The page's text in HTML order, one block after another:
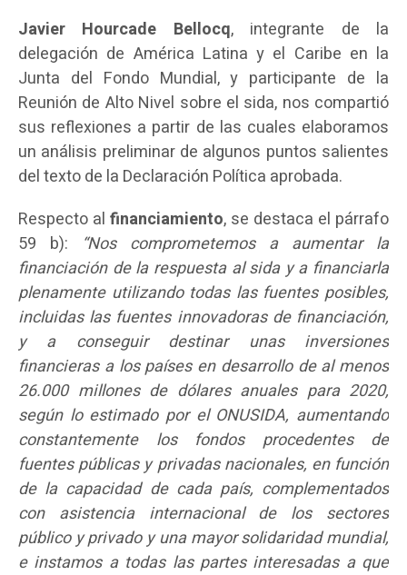
Javier Hourcade Bellocq, integrante de la
delegación de América Latina y el Caribe en la
Junta del Fondo Mundial, y participante de la
Reunión de Alto Nivel sobre el sida, nos compartió
sus reflexiones a partir de las cuales elaboramos
un análisis preliminar de algunos puntos salientes
del texto de la Declaración Política aprobada.
Respecto al financiamiento, se destaca el párrafo
59 b):
“Nos comprometemos a aumentar la
financiación de la respuesta al sida y a financiarla
plenamente utilizando todas las fuentes posibles,
incluidas las fuentes innovadoras de financiación,
y a conseguir destinar unas inversiones
financieras a los países en desarrollo de al menos
26.000 millones de dólares anuales para 2020,
según lo estimado por el ONUSIDA, aumentando
constantemente los fondos procedentes de
fuentes públicas y privadas nacionales, en función
de la capacidad de cada país, complementados
con asistencia internacional de los sectores
público y privado y una mayor solidaridad mundial,
e instamos a todas las partes interesadas a que